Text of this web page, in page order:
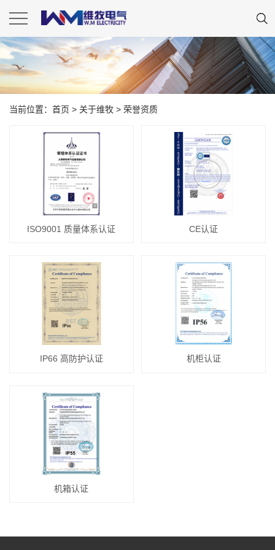
当前位置： 首页 > 关于维牧 > 荣誉资质
ISO9001 质量体系认证 CE认证
IP66 高防护认证 机柜认证
机箱认证